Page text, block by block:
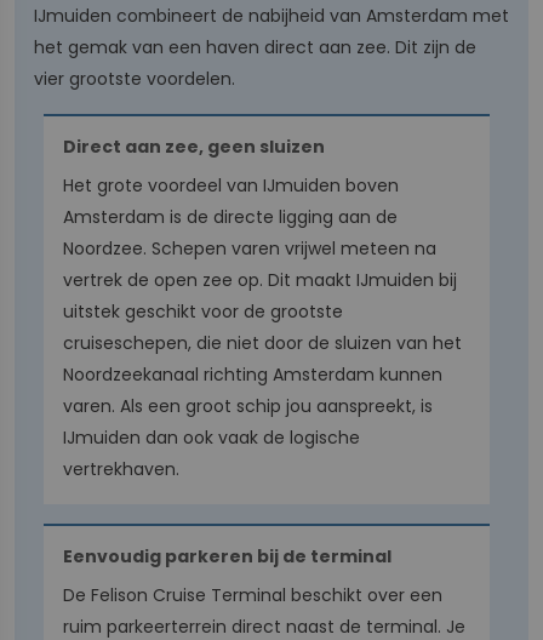
IJmuiden combineert de nabijheid van Amsterdam met
het gemak van een haven direct aan zee. Dit zijn de
vier grootste voordelen.
Direct aan zee, geen sluizen
Het grote voordeel van IJmuiden boven
Amsterdam is de directe ligging aan de
Noordzee. Schepen varen vrijwel meteen na
vertrek de open zee op. Dit maakt IJmuiden bij
uitstek geschikt voor de grootste
cruiseschepen, die niet door de sluizen van het
Noordzeekanaal richting Amsterdam kunnen
varen. Als een groot schip jou aanspreekt, is
IJmuiden dan ook vaak de logische
vertrekhaven.
Eenvoudig parkeren bij de terminal
De Felison Cruise Terminal beschikt over een
ruim parkeerterrein direct naast de terminal. Je